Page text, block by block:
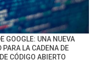
GOOGLE: UNA NUEVA
PARA LA CADENA DE
CÓDIGO ABIERTO